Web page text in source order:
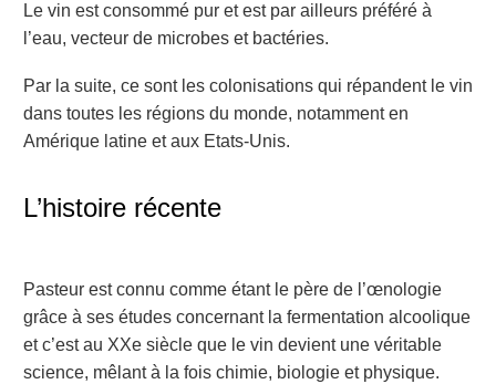
Le vin est consommé pur et est par ailleurs préféré à
l’eau, vecteur de microbes et bactéries.
Par la suite, ce sont les colonisations qui répandent le vin
dans toutes les régions du monde, notamment en
Amérique latine et aux Etats-Unis.
L’histoire récente
Pasteur est connu comme étant le père de l’œnologie
grâce à ses études concernant la fermentation alcoolique
et c’est au XXe siècle que le vin devient une véritable
science, mêlant à la fois chimie, biologie et physique.